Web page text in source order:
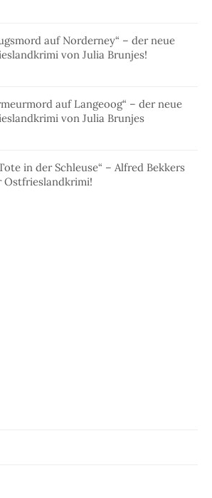
auf Norderney“ – der neue
von Julia Brunjes!
auf Langeoog“ – der neue
von Julia Brunjes
in der Schleuse“ – Alfred Bekkers
Ostfrieslandkrimi!